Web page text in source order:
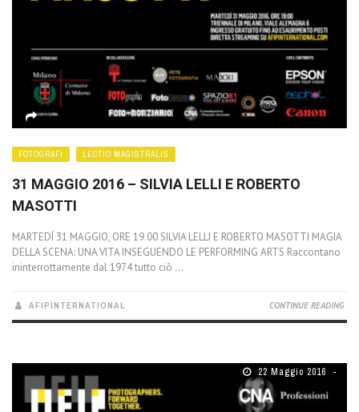
FOTOGRAFI LECTIO MAGISTRALIS
31 MAGGIO 2016 – SILVIA LELLI E ROBERTO
MASOTTI
MARTEDÍ 31 MAGGIO, ORE 19.00 SILVIA LELLI E ROBERTO MASOTTI MAGIA
DELLA SCENA: UNA VITA INSEGUENDO LE PERFORMING ARTS Raccontano
ininterrottamente dal 1974 tutto ciò ...
AFIPINTERNATIONAL CONTINUE READING
22 Maggio 2016